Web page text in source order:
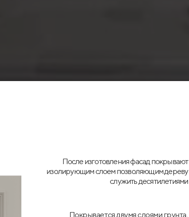
После изготовления фасад покрывают
изолирующим слоем позволяющим дереву
служить десятилетиями
Покрывается двумя слоями грунта.